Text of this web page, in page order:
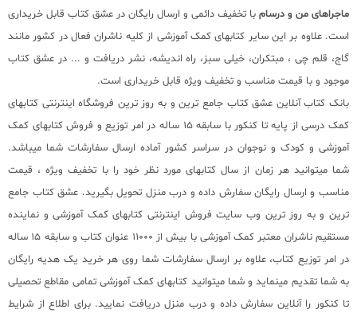
ماجراهای من و درسام با تخفیف دائمی و ارسال رایگان در عشق کتاب قابل خریداری
است. علاوه بر این سایر کتابهای کمک آموزشی از کلیه ناشران فعال در کشور مانند
گاج، قلم چی ، مبتکران، خیلی سبز، راه اندیشه، نشر دریافت و ... در عشق کتاب
موجود و با قیمت مناسب و تخفیف ویژه قابل خریداری است.
بانک کتاب آنلاین عشق کتاب جامع ترین و به روز ترین فروشگاه اینترنتی کتابهای
کمک درسی از پایه تا کنکور با سابقه 15 ساله در امر توزیع و فروش کتابهای کمک
آموزشی و کودک و نوجوان در سراسر کشور آماده ارسال سفارشات شما میباشد.
شما میتوانید هر زمان از سال کتابهای مورد نظر خود را با تخفیف ویژه ، قیمت
مناسب و ارسال رایگان سفارش داده و درب منزل تحویل بگیرید. عشق کتاب جامع
ترین و به روز ترین وب سایت فروش اینترنتی کتابهای کمک آموزشی و نماینده
مستقیم ناشران معتبر کمک آموزشی با بیش از 11000 عنوان کتاب و سابقه 15 ساله
در امر توزیع کتاب، علاوه بر ارسال سفارشات شما روی هر خرید یک هدیه رایگان
به شما تقدیم مینماید و شما میتوانید کتابهای کمک آموزشی تمامی مقاطع تحصیلی
تا کنکور را آنلاین سفارش داده و درب منزل دریافت نمایید. برای اطلاع از شرایط